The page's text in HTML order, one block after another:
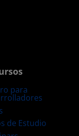
para
de Estudio